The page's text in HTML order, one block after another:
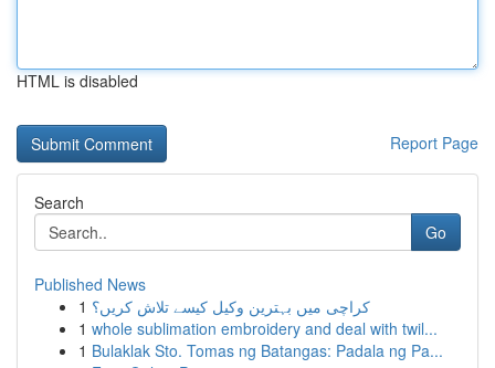
HTML is disabled
Report Page
Search
Go
Published News
1 کراچی میں بہترین وکیل کیسے تلاش کریں؟
1 whole sublimation embroidery and deal with twil...
1 Bulaklak Sto. Tomas ng Batangas: Padala ng Pa...